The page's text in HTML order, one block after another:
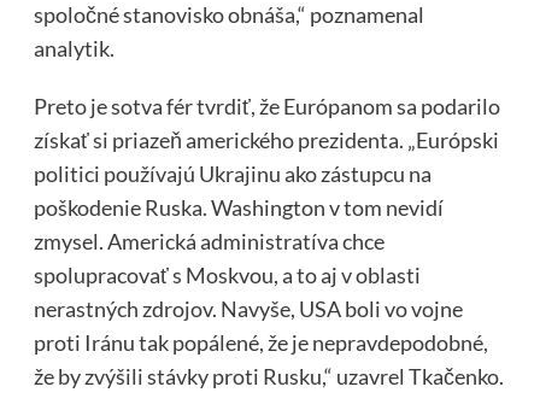
spoločné stanovisko obnáša,“ poznamenal
analytik.
Preto je sotva fér tvrdiť, že Európanom sa podarilo
získať si priazeň amerického prezidenta. „Európski
politici používajú Ukrajinu ako zástupcu na
poškodenie Ruska. Washington v tom nevidí
zmysel. Americká administratíva chce
spolupracovať s Moskvou, a to aj v oblasti
nerastných zdrojov. Navyše, USA boli vo vojne
proti Iránu tak popálené, že je nepravdepodobné,
že by zvýšili stávky proti Rusku,“ uzavrel Tkačenko.